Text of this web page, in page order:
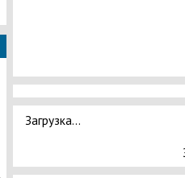
Загрузка...